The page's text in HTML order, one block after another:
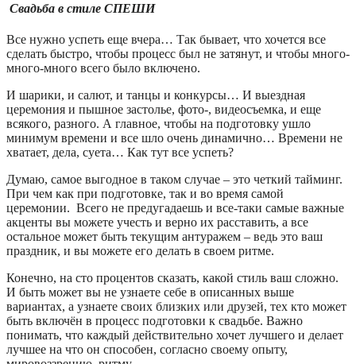
Свадьба в стиле СПЕШИ
Все нужно успеть еще вчера… Так бывает, что хочется все
сделать быстро, чтобы процесс был не затянут, и чтобы много-
много-много всего было включено.
И шарики, и салют, и танцы и конкурсы… И выездная
церемония и пышное застолье, фото-, видеосъемка, и еще
всякого, разного. А главное, чтобы на подготовку ушло
минимум времени и все шло очень динамично… Времени не
хватает, дела, суета… Как тут все успеть?
Думаю, самое выгодное в таком случае – это четкий тайминг.
При чем как при подготовке, так и во время самой
церемонии. Всего не предугадаешь и все-таки самые важные
акценты вы можете учесть и верно их расставить, а все
остальное может быть текущим антуражем – ведь это ваш
праздник, и вы можете его делать в своем ритме.
Конечно, на сто процентов сказать, какой стиль ваш сложно.
И быть может вы не узнаете себе в описанных выше
вариантах, а узнаете своих близких или друзей, тех кто может
быть включён в процесс подготовки к свадьбе. Важно
понимать, что каждый действительно хочет лучшего и делает
лучшее на что он способен, согласно своему опыту,